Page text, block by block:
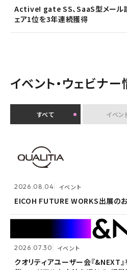
Active! gate SS、SaaS型メール
ェア1位を3年連続獲得
2026.06.18 プレスリリース
富山県内7信用金庫、DEEPMailと
お知らせ
イベント・ウェビナ
すべて イベン
2026.08.04 イベント
EICOH FUTURE WORKS出展の
2026.07.30 イベント
クオリティアユーザー会『&NEXT
2026.08.04 イベント
EICOH FUTURE WORKS出展の
2026.07.30 イベント
クオリティアユーザー会『&NEXT
2026.07.30
クオリティアユーザー会『&NEXT
催 〜リアルな交流を通じて、経営
がる想いを未来へつなぐ」を体現〜
2026.07.09 自社ウェビナー